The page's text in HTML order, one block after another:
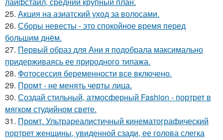
25. Акция на азиатский уход за волосами.
26. Сборы невесты - это спокойное время перед
большим днём.
27. Первый образ для Ани я подобрала максимально
придерживаясь ее природного типажа.
28. Фотосессия беременности все включено.
29. Промт - не менять черты лица.
30. Создай стильный, атмосферный Fashion - портрет в
мягком студийном свете.
31. Промт. Ультрареалистичный кинематографический
портрет женщины, увиденной сзади, ее голова слегка